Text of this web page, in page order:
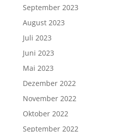
September 2023
August 2023
Juli 2023
Juni 2023
Mai 2023
Dezember 2022
November 2022
Oktober 2022
September 2022